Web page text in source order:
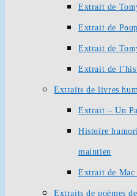
Extrait de
Extrait de
Extrait de
Extrait de
Extraits de livres
Extrait – Un
Histoire
maintien
Extrait de Mac
Extraits de poèmes